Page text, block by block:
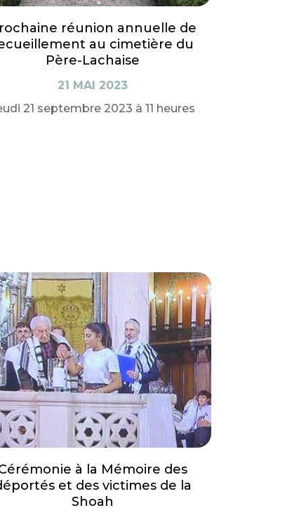
réunion annuelle de
au cimetière du
Père-Lachaise
21 MAI 2023
21 septembre 2023 à 11 heures
à la Mémoire des
et des victimes de la
Shoah